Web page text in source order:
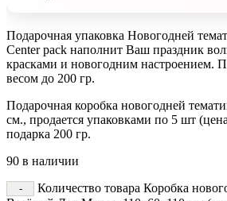
Подарочная упаковка Новогодней
Сenter pack наполнит Ваш праздник
красками и новогодним настроением.
весом до 200 гр.
Подарочная коробка новогодней
см., продается упаковками по 5 шт
подарка 200 гр.
90 в наличии
Количество товара Коробка